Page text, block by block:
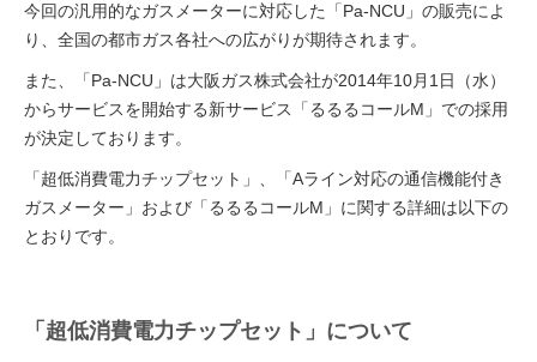
今回の汎用的なガスメーターに対応した「Pa-NCU」の販売によ
り、全国の都市ガス各社への広がりが期待されます。
また、「Pa-NCU」は大阪ガス株式会社が2014年10月1日（水）
からサービスを開始する新サービス「るるるコールM」での採用
が決定しております。
「超低消費電力チップセット」、「Aライン対応の通信機能付き
ガスメーター」および「るるるコールM」に関する詳細は以下の
とおりです。
「超低消費電力チップセット」について